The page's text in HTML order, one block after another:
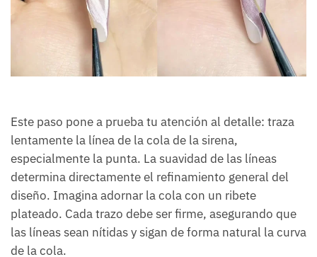
Este paso pone a prueba tu atención al detalle: traza
lentamente la línea de la cola de la sirena,
especialmente la punta. La suavidad de las líneas
determina directamente el refinamiento general del
diseño. Imagina adornar la cola con un ribete
plateado. Cada trazo debe ser firme, asegurando que
las líneas sean nítidas y sigan de forma natural la curva
de la cola.